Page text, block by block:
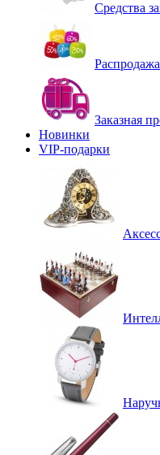
Средства
Распродажа
Заказная
Новинки
VIP-подарки